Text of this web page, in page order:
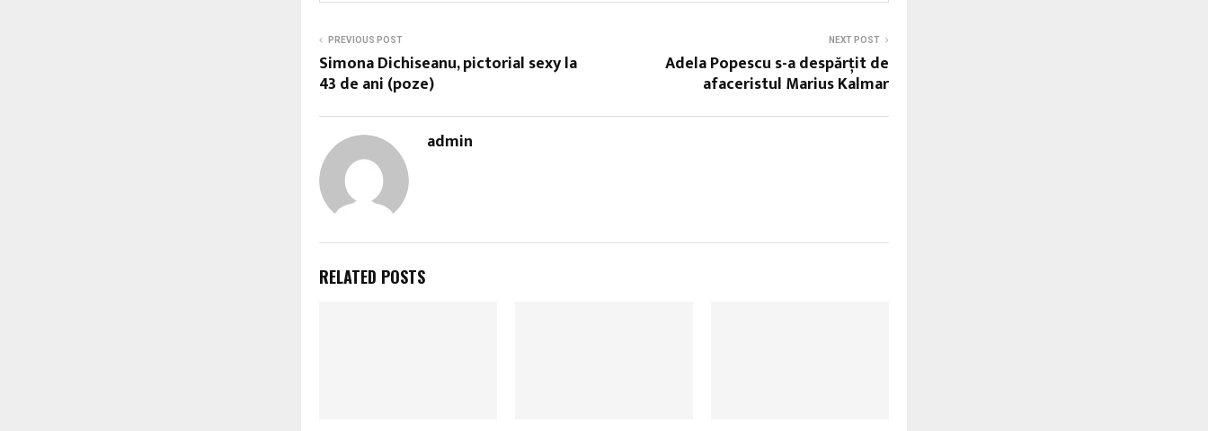
PREVIOUS POST
Simona Dichiseanu, pictorial sexy la
43 de ani (poze)
NEXT POST
Adela Popescu s-a despărţit de
afaceristul Marius Kalmar
admin
RELATED POSTS